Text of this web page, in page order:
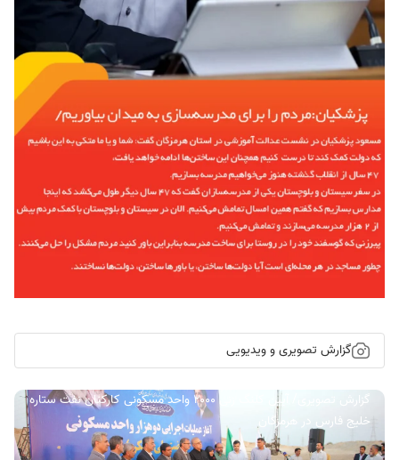
گزارش تصویری و ویدیویی
گزارش تصویری/ آیین کلنگ زنی ۲۰۰۰ واحد مسکونی کارکنان نفت ستاره
خلیج فارس در هرمزگان